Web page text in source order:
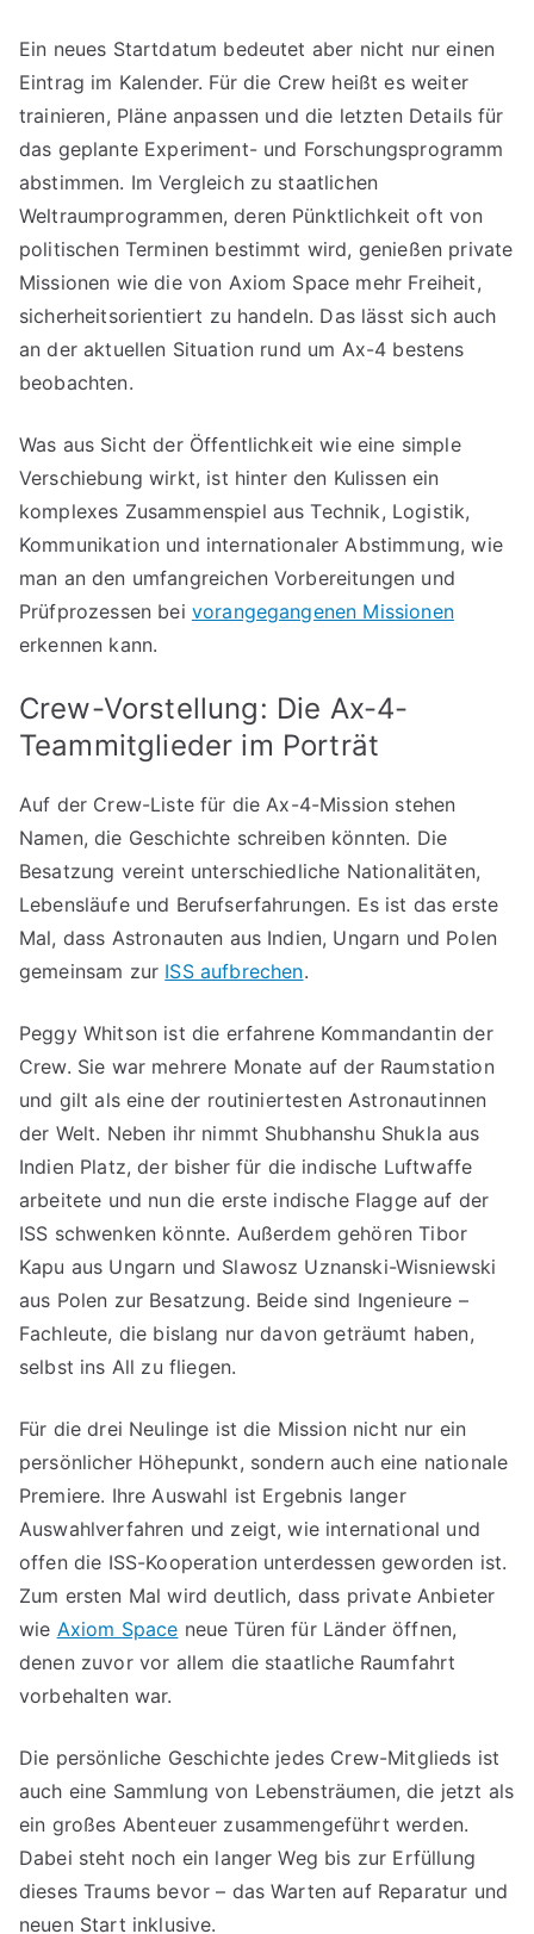
Ein neues Startdatum bedeutet aber nicht nur einen
Eintrag im Kalender. Für die Crew heißt es weiter
trainieren, Pläne anpassen und die letzten Details für
das geplante Experiment- und Forschungsprogramm
abstimmen. Im Vergleich zu staatlichen
Weltraumprogrammen, deren Pünktlichkeit oft von
politischen Terminen bestimmt wird, genießen private
Missionen wie die von Axiom Space mehr Freiheit,
sicherheitsorientiert zu handeln. Das lässt sich auch
an der aktuellen Situation rund um Ax-4 bestens
beobachten.
Was aus Sicht der Öffentlichkeit wie eine simple
Verschiebung wirkt, ist hinter den Kulissen ein
komplexes Zusammenspiel aus Technik, Logistik,
Kommunikation und internationaler Abstimmung, wie
man an den umfangreichen Vorbereitungen und
Prüfprozessen bei vorangegangenen Missionen
erkennen kann.
Crew-Vorstellung: Die Ax-4-
Teammitglieder im Porträt
Auf der Crew-Liste für die Ax-4-Mission stehen
Namen, die Geschichte schreiben könnten. Die
Besatzung vereint unterschiedliche Nationalitäten,
Lebensläufe und Berufserfahrungen. Es ist das erste
Mal, dass Astronauten aus Indien, Ungarn und Polen
gemeinsam zur ISS aufbrechen.
Peggy Whitson ist die erfahrene Kommandantin der
Crew. Sie war mehrere Monate auf der Raumstation
und gilt als eine der routiniertesten Astronautinnen
der Welt. Neben ihr nimmt Shubhanshu Shukla aus
Indien Platz, der bisher für die indische Luftwaffe
arbeitete und nun die erste indische Flagge auf der
ISS schwenken könnte. Außerdem gehören Tibor
Kapu aus Ungarn und Slawosz Uznanski-Wisniewski
aus Polen zur Besatzung. Beide sind Ingenieure –
Fachleute, die bislang nur davon geträumt haben,
selbst ins All zu fliegen.
Für die drei Neulinge ist die Mission nicht nur ein
persönlicher Höhepunkt, sondern auch eine nationale
Premiere. Ihre Auswahl ist Ergebnis langer
Auswahlverfahren und zeigt, wie international und
offen die ISS-Kooperation unterdessen geworden ist.
Zum ersten Mal wird deutlich, dass private Anbieter
wie Axiom Space neue Türen für Länder öffnen,
denen zuvor vor allem die staatliche Raumfahrt
vorbehalten war.
Die persönliche Geschichte jedes Crew-Mitglieds ist
auch eine Sammlung von Lebensträumen, die jetzt als
ein großes Abenteuer zusammengeführt werden.
Dabei steht noch ein langer Weg bis zur Erfüllung
dieses Traums bevor – das Warten auf Reparatur und
neuen Start inklusive.